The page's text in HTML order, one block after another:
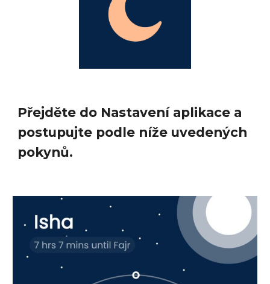
Přejděte do Nastavení aplikace a
postupujte podle níže uvedených
pokynů.